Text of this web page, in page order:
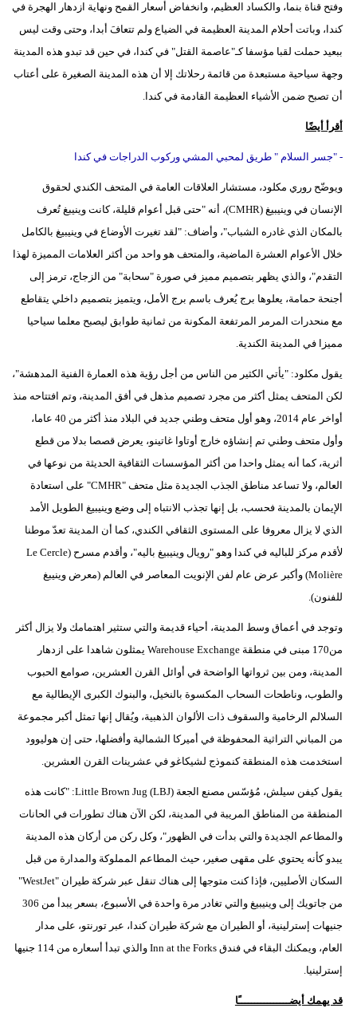
وفتح قناة بنما، والكساد العظيم، وانخفاض أسعار القمح ونهاية ازدهار الهجرة في
كندا، وباتت أحلام المدينة العظيمة في الضياع ولم تتعافَ أبدا، وحتى وقت ليس
ببعيد حملت لقبا مؤسفا كـ"عاصمة القتل" في كندا، في حين قد تبدو هذه المدينة
وجهة سياحية مستبعدة من قائمة رحلاتك إلا أن هذه المدينة الصغيرة على أعتاب
أن تصبح ضمن الأشياء العظيمة القادمة في كندا.
أقرأ أيضًا
- "جسر السلام " طريق لمحبي المشي وركوب الدراجات في كندا
ويوضّح روري مكلود، مستشار العلاقات العامة في المتحف الكندي لحقوق
الإنسان في وينيبيغ (CMHR)، أنه "حتى قبل أعوام قليلة، كانت وينيبغ تُعرف
بالمكان الذي غادره الشباب"، وأضاف: "لقد تغيرت الأوضاع في وينيبيغ بالكامل
خلال الأعوام العشرة الماضية، والمتحف هو واحد من أكثر العلامات المميزة لهذا
التقدم"، والذي يظهر بتصميم مميز في صورة "سحابة" من الزجاج، ترمز إلى
أجنحة حمامة، يعلوها برج يُعرف باسم برج الأمل، ويتميز بتصميم داخلي يتقاطع
مع منحدرات المرمر المرتفعة المكونة من ثمانية طوابق ليصبح معلما سياحيا
مميزا في المدينة الكندية.
يقول مكلود: "يأتي الكثير من الناس من أجل رؤية هذه العمارة الفنية المدهشة"،
لكن المتحف يمثل أكثر من مجرد تصميم مذهل في أفق المدينة، وتم افتتاحه منذ
أواخر عام 2014، وهو أول متحف وطني جديد في البلاد منذ أكثر من 40 عاما،
وأول متحف وطني تم إنشاؤه خارج أوتاوا غاتينو، يعرض قصصا بدلا من قطع
أثرية، كما أنه يمثل واحدا من أكثر المؤسسات الثقافية الحديثة من نوعها في
العالم، ولا تساعد مناطق الجذب الجديدة مثل متحف "CMHR" على استعادة
الإيمان بالمدينة فحسب، بل إنها تجذب الانتباه إلى وضع وينيبيغ الطويل الأمد
الذي لا يزال معروفا على المستوى الثقافي الكندي، كما أن المدينة تعدّ موطنا
لأقدم مركز للباليه في كندا وهو "رويال وينيبيغ باليه"، وأقدم مسرح (Le Cercle
Molière) وأكبر عرض عام لفن الإنويت المعاصر في العالم (معرض وينيبغ
للفنون).
وتوجد في أعماق وسط المدينة، أحياء قديمة والتي ستثير اهتمامك ولا يزال أكثر
من170 مبنى في منطقة Warehouse Exchange يمثلون شاهدا على ازدهار
المدينة، ومن بين ثرواتها الواضحة في أوائل القرن العشرين، صوامع الحبوب
والطوب، وناطحات السحاب المكسوة بالنخيل، والبنوك الكبرى الإيطالية مع
السلالم الرخامية والسقوف ذات الألوان الذهبية، ويُقال إنها تمثل أكبر مجموعة
من المباني التراثية المحفوظة في أميركا الشمالية وأفضلها، حتى إن هوليوود
استخدمت هذه المنطقة كنموذج لشيكاغو في عشرينات القرن العشرين.
يقول كيفن سيلش، مُؤسّس مصنع الجعة Little Brown Jug (LBJ): "كانت هذه
المنطقة من المناطق المريبة في المدينة، لكن الآن هناك تطورات في الحانات
والمطاعم الجديدة والتي بدأت في الظهور"، وكل ركن من أركان هذه المدينة
يبدو كأنه يحتوي على مقهى صغير، حيث المطاعم المملوكة والمدارة من قبل
السكان الأصليين، فإذا كنت متوجها إلى هناك تنقل عبر شركة طيران "WestJet"
من جاتويك إلى وينيبيغ والتي تغادر مرة واحدة في الأسبوع، بسعر يبدأ من 306
جنيهات إسترلينية، أو الطيران مع شركة طيران كندا، عبر تورنتو، على مدار
العام، ويمكنك البقاء في فندق Inn at the Forks والذي تبدأ أسعاره من 114 جنيها
إسترلينيا.
قد يهمك أيضــــــــــــــــًا